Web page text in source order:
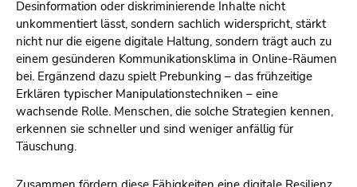
Desinformation oder diskriminierende Inhalte nicht
unkommentiert lässt, sondern sachlich widerspricht, stärkt
nicht nur die eigene digitale Haltung, sondern trägt auch zu
einem gesünderen Kommunikationsklima in Online-Räumen
bei. Ergänzend dazu spielt Prebunking – das frühzeitige
Erklären typischer Manipulationstechniken – eine
wachsende Rolle. Menschen, die solche Strategien kennen,
erkennen sie schneller und sind weniger anfällig für
Täuschung.